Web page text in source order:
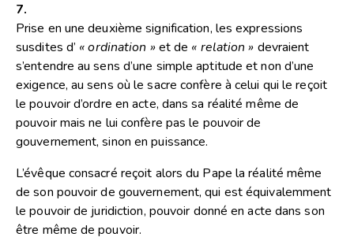
7.
Prise en une deuxième signification, les expressions
susdites d’ « ordination »et de « relation » devraient
s’entendre au sens d’une simple aptitude et non d’une
exigence, au sens où le sacre confère à celui qui le reçoit
le pouvoir d’ordre en acte, dans sa réalité même de
pouvoir mais ne lui confère pas le pouvoir de
gouvernement, sinon en puissance.
L’évêque consacré reçoit alors du Pape la réalité même
de son pouvoir de gouvernement, qui est équivalemment
le pouvoir de juridiction, pouvoir donné en acte dans son
être même de pouvoir.